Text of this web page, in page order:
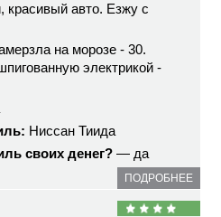
красивый авто. Езжу с
на морозе - 30.
электрикой -
Ниссан Тиида
своих денег? — да
ПОДРОБНЕЕ